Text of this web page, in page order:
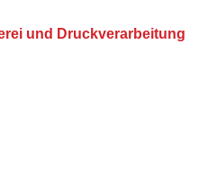
und Druckverarbeitung